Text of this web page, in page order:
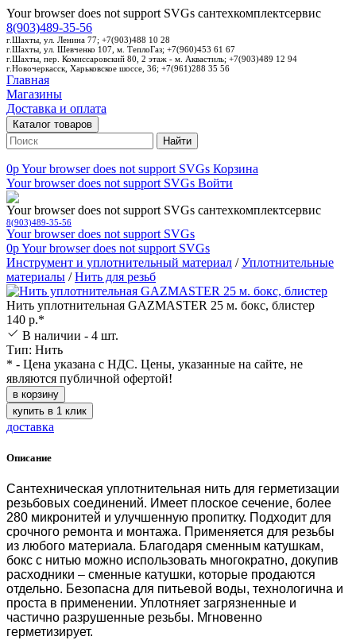
Your browser does not support SVGs сантехкомплектсервис
8(903)489-35-56
г.Шахты, ул. Ленина 77; +7(903)488 10 28
г.Шахты, ул. Шевченко 107, м. ТеплоГаз; +7(960)453 61 67
г.Шахты, пер. Комиссаровский 80, 2 этаж - м. Аквастиль; +7(903)489 12 94
г.Новочеркасск, Харьковское шоссе, 36; +7(961)288 35 56
Главная
Магазины
Доставка и оплата
Каталог товаров
Найти
0pYour browser does not support SVGs Корзина
Your browser does not support SVGs Войти
Your browser does not support SVGs сантехкомплектсервис
8(903)489-35-56
Your browser does not support SVGs
0pYour browser does not support SVGs
Инструмент и уплотнительный материал /Уплотнительные
материалы /Нить для резьб
Нить уплотнительная GAZMASTER 25 м. бокс, блистер
140 р.*
В наличии - 4 шт.
Тип: Нить
* - Цена указана с НДС. Цены, указанные на сайте, не
являются публичной офертой!
в корзину
купить в 1 клик
доставка
Описание
Сантехническая уплотнительная нить для герметизации
резьбовых соединений. Имеет плоское сечение, более
280 микронитей и улучшенную пропитку. Подходит для
срочного ремонта и монтажа. Применяется для резьбы
из любого материала. Благодаря сменным катушкам,
бокс с нитью можно использовать многократно, докупив
расходники – сменные катушки, которые продаются
отдельно. Безопасна для питьевой воды, технологична и
проста в применении. Уплотняет загрязненные и
частично разрушенные резьбы. Мгновенно
герметизирует.